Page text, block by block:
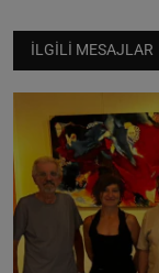
İLGILI MESAJLAR